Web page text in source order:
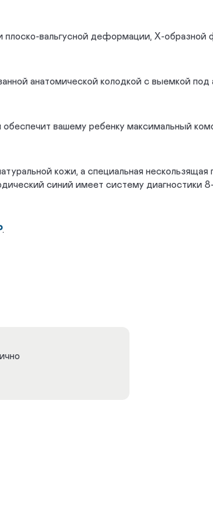
плоско-вальгусной деформации, Х-
анатомической колодкой с выемкой
вашему ребенку максимальный
кожи, а специальная
синий имеет систему диагностики
.